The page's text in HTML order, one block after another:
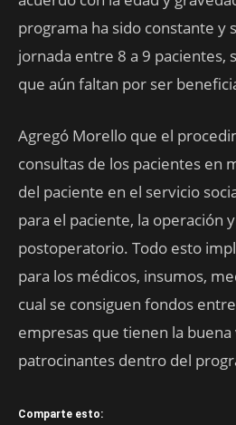
programa ha sido constante y
jornada entre 8 a 9 pacientes,
que aún faltan por ser
Agregó Morello que el
consultas de los pacientes en
del paciente en el servicio
para el paciente, la operación
postoperatorio. Todo esto
para los médicos, insumos,
cual se consiguen fondos
empresas que tienen la
patrocinantes dentro del
Comparte esto: